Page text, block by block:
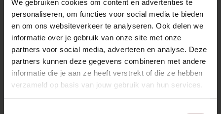
We gebruiken cookies om content en advertenties te
personaliseren, om functies voor social media te bieden
en om ons websiteverkeer te analyseren. Ook delen we
informatie over je gebruik van onze site met onze
partners voor social media, adverteren en analyse. Deze
partners kunnen deze gegevens combineren met andere
informatie die je aan ze heeft verstrekt of die ze hebben
verzameld op basis van jouw gebruik van hun services.
Freddi is verkrijgbaar met een eiken frame en kussens in
Matino stof, standaard beschikbaar in vier stijlvolle kleuren
die moeiteloos te combineren zijn in elk interieur.
KENMERKEN
VERPAKKING EN MONTAGE
GARANTIE